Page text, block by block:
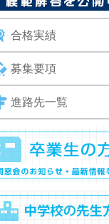
合格実績
募集要項
進路先一覧